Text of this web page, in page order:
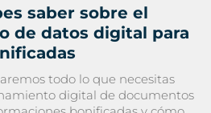
saber sobre el
de datos digital para
todo lo que necesitas
digital de documentos